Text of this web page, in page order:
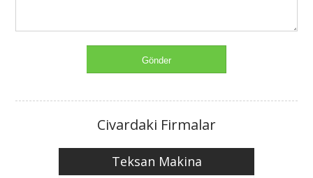
Civardaki Firmalar
Teksan Makina